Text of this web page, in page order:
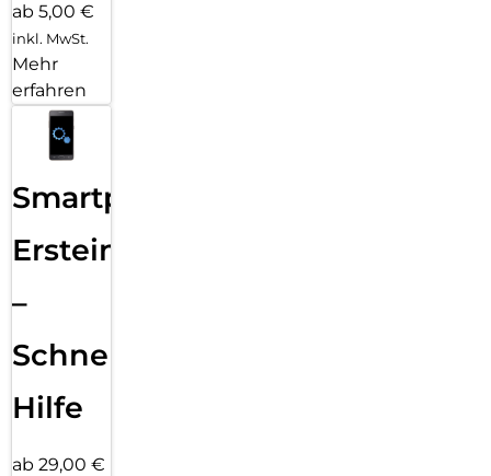
ab 5,00 €
inkl. MwSt.
Mehr
erfahren
Smartphone
Ersteinrichtung
–
Schnelle
Hilfe
ab 29,00 €